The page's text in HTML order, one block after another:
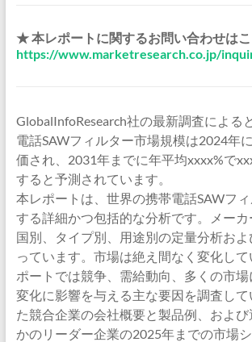
★ 本レポートに関するお問い合わせは
https://www.marketresearch.co.jp/
GlobalInfoResearch社の最新調査による
電話SAWフィルター市場規模は2024年
価され、2031年までに年平均xxxx%で
すると予測されています。
本レポートは、世界の携帯電話SAWフ
する詳細かつ包括的な分析です。メーカ
国別、タイプ別、用途別の定量分析お
っています。市場は絶え間なく変化し
ポートでは競争、需給動向、多くの市
変化に影響を与える主な要因を調査し
た競合企業の会社概要と製品例、およ
かのリーダー企業の2025年までの市場